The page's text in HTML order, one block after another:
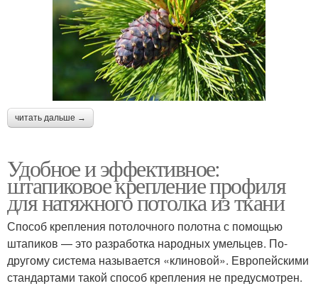
читать дальше →
Удобное и эффективное:
штапиковое крепление профиля
для натяжного потолка из ткани
Способ крепления потолочного полотна с помощью
штапиков — это разработка народных умельцев. По-
другому система называется «клиновой». Европейскими
стандартами такой способ крепления не предусмотрен.